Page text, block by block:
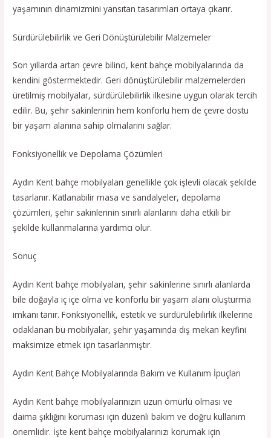
yaşamının dinamizmini yansıtan tasarımları ortaya çıkarır.
Sürdürülebilirlik ve Geri Dönüştürülebilir Malzemeler
Son yıllarda artan çevre bilinci, kent bahçe mobilyalarında da
kendini göstermektedir. Geri dönüştürülebilir malzemelerden
üretilmiş mobilyalar, sürdürülebilirlik ilkesine uygun olarak tercih
edilir. Bu, şehir sakinlerinin hem konforlu hem de çevre dostu
bir yaşam alanına sahip olmalarını sağlar.
Fonksiyonellik ve Depolama Çözümleri
Aydın Kent bahçe mobilyaları genellikle çok işlevli olacak şekilde
tasarlanır. Katlanabilir masa ve sandalyeler, depolama
çözümleri, şehir sakinlerinin sınırlı alanlarını daha etkili bir
şekilde kullanmalarına yardımcı olur.
Sonuç
Aydın Kent bahçe mobilyaları, şehir sakinlerine sınırlı alanlarda
bile doğayla iç içe olma ve konforlu bir yaşam alanı oluşturma
imkanı tanır. Fonksiyonellik, estetik ve sürdürülebilirlik ilkelerine
odaklanan bu mobilyalar, şehir yaşamında dış mekan keyfini
maksimize etmek için tasarlanmıştır.
Aydın Kent Bahçe Mobilyalarında Bakım ve Kullanım İpuçları
Aydın Kent bahçe mobilyalarınızın uzun ömürlü olması ve
daima şıklığını koruması için düzenli bakım ve doğru kullanım
önemlidir. İşte kent bahçe mobilyalarınızı korumak için